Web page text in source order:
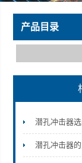
宣化县瑞科钻孔机
产品目录
潜孔冲击器
潜孔冲击器